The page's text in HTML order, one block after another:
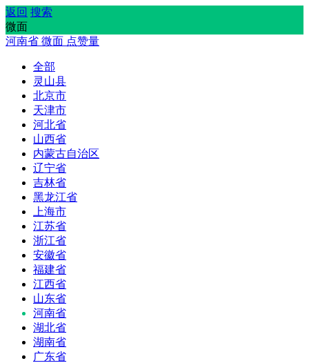
返回 搜索
微面
河南省 微面 点赞量
全部
灵山县
北京市
天津市
河北省
山西省
内蒙古自治区
辽宁省
吉林省
黑龙江省
上海市
江苏省
浙江省
安徽省
福建省
江西省
山东省
河南省
湖北省
湖南省
广东省